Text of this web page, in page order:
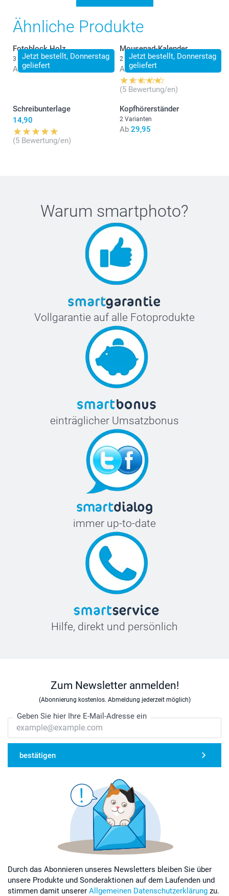
Ähnliche Produkte
Jetzt bestellt, Donnerstag
geliefert
Fotoblock Holz
3 Varianten
Ab 22,90
Jetzt bestellt, Donnerstag
geliefert
Mousepad-Kalender
2 Varianten
Ab 12,95
(5 Bewertung/en)
Schreibunterlage
14,90
(5 Bewertung/en)
Kopfhörerständer
2 Varianten
Ab 29,95
Warum smartphoto?
Vollgarantie auf alle Fotoprodukte
einträglicher Umsatzbonus
immer up-to-date
Hilfe, direkt und persönlich
Zum Newsletter anmelden!
(Abonnierung kostenlos. Abmeldung jederzeit möglich)
Geben Sie hier Ihre E-Mail-Adresse ein
bestätigen
Durch das Abonnieren unseres Newsletters bleiben Sie über
unsere Produkte und Sonderaktionen auf dem Laufenden und
stimmen damit unserer Allgemeinen Datenschutzerklärung zu.